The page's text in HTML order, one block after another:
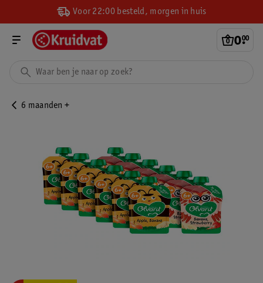
Voor 22:00 besteld, morgen in huis
0.
00
6 maanden +